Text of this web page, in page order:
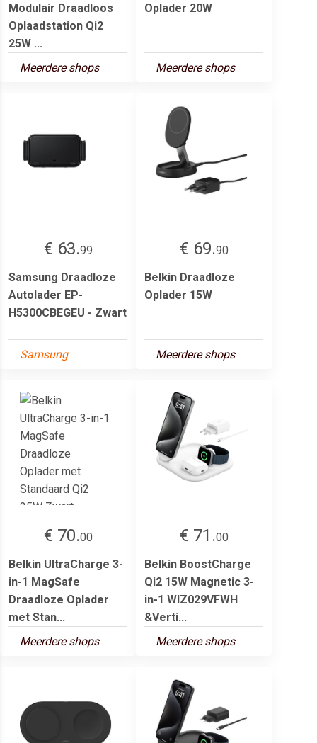
Modulair Draadloos
Oplaadstation Qi2
25W ...
Meerdere shops
Oplader 20W
Meerdere shops
€ 63.99
Samsung Draadloze
Autolader EP-
H5300CBEGEU - Zwart
Samsung
€ 69.90
Belkin Draadloze
Oplader 15W
Meerdere shops
€ 70.00
Belkin UltraCharge 3-
in-1 MagSafe
Draadloze Oplader
met Stan...
Meerdere shops
€ 71.00
Belkin BoostCharge
Qi2 15W Magnetic 3-
in-1 WIZ029VFWH
&Verti...
Meerdere shops